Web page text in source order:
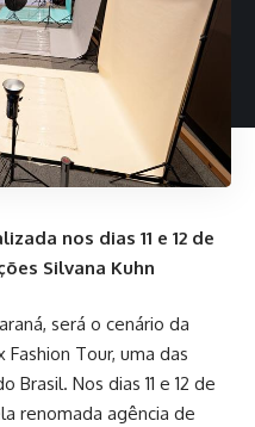
nos dias 11 e 12 de
Silvana Kuhn
será o cenário da
Tour, uma das
Nos dias 11 e 12 de
renomada agência de